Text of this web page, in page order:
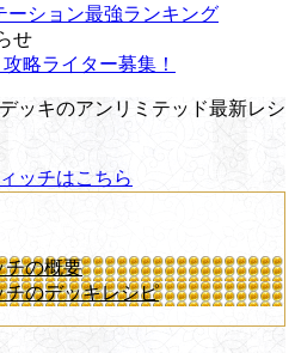
ーション最強ランキング
せ
略ライター募集！
ッキのアンリミテッド最新レシ
ッチはこちら
チの概要
のデッキレシピ